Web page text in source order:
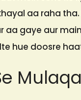
aa raha
aa gaye aur
hue doosre